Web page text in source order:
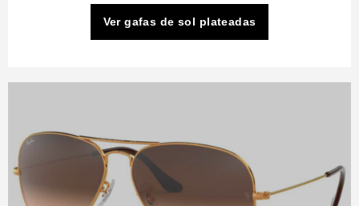
Ver gafas de sol plateadas